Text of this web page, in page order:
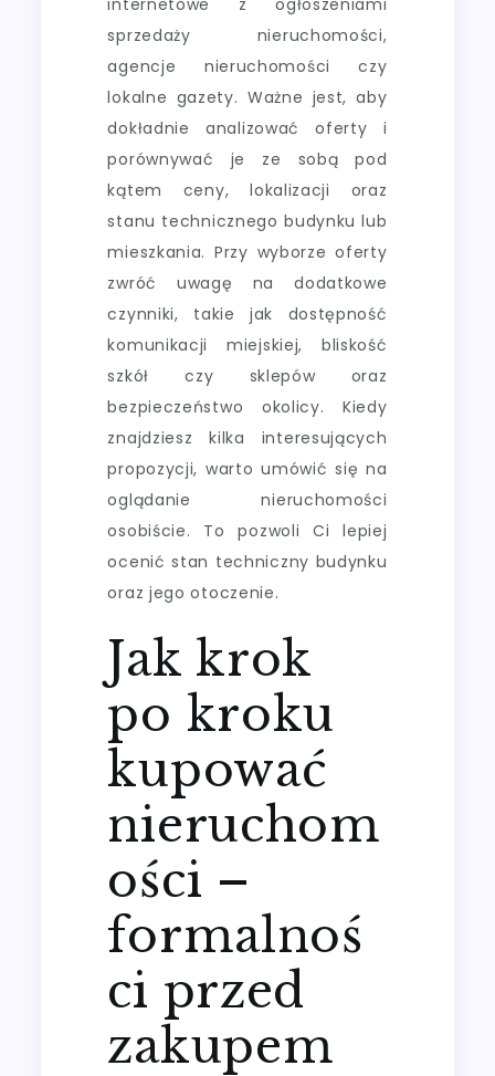
sprzedaży nieruchomości,
agencje nieruchomości czy
lokalne gazety. Ważne jest, aby
dokładnie analizować oferty i
porównywać je ze sobą pod
kątem ceny, lokalizacji oraz
stanu technicznego budynku lub
mieszkania. Przy wyborze oferty
zwróć uwagę na dodatkowe
czynniki, takie jak dostępność
komunikacji miejskiej, bliskość
szkół czy sklepów oraz
bezpieczeństwo okolicy. Kiedy
znajdziesz kilka interesujących
propozycji, warto umówić się na
oglądanie nieruchomości
osobiście. To pozwoli Ci lepiej
ocenić stan techniczny budynku
oraz jego otoczenie.
Jak krok
po kroku
kupować
nieruchom
ości –
formalnoś
ci przed
zakupem